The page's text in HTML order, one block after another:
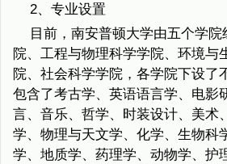
2、专业设置
目前，南安普顿大学由五个学
院、工程与物理科学学院、环境与
院、社会科学学院，各学院下设了
包含了考古学、英语语言学、电影
言、音乐、哲学、时装设计、美术
学、物理与天文学、化学、生物科
学、地质学、药理学、动物学、护